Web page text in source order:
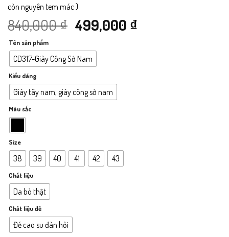
còn nguyên tem mác )
840,000₫ Giá
gốc
là:
840,000 ₫.
499,000 ₫Giá
Tên sản phẩm
CD317-Giày Công Sở Nam
Kiểu dáng
Giày tây nam, giày công sở nam
Màu sắc
Size
38 39 40 41 42 43
Chất liệu
Da bò thật
Chất liệu đế
Đế cao su đàn hồi